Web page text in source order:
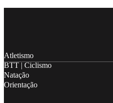
Atletismo
BTT | Ciclismo
Natação
Orientação